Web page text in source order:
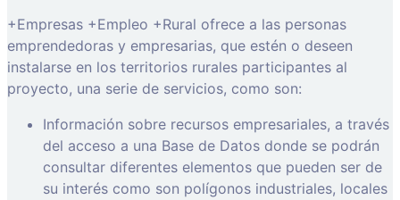
+Empresas +Empleo +Rural ofrece a las personas
emprendedoras y empresarias, que estén o deseen
instalarse en los territorios rurales participantes al
proyecto, una serie de servicios, como son:
Información sobre recursos empresariales, a través
del acceso a una Base de Datos donde se podrán
consultar diferentes elementos que pueden ser de
su interés como son polígonos industriales, locales